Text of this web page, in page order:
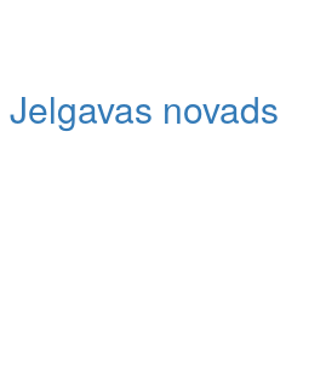
Jelgavas novads